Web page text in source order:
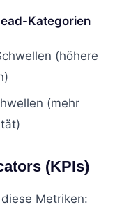
Kategorien
(höhere
(mehr
(KPIs)
Metriken: